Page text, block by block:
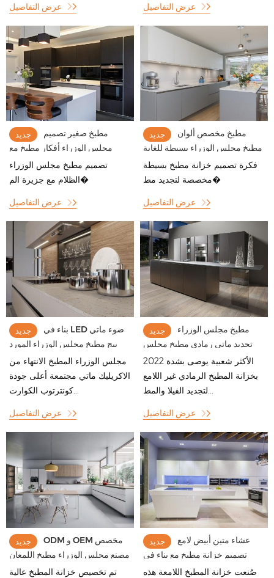
عرض التفاصيل عرض التفاصيل
جديد
مطبخ صغير تصميم
مجلس الوزراء أفكار مطبخ مع
مخزن وجزيرة
تصميم مطبخ مجلس الوزراء
الظلام مع جزيرة الم�
عرض التفاصيل
جديد
مطبخ مخصص ألوان
مطبخ مجلس الوزراء بسيطة للغاية
فكرة تصميم خزانة مطبخ بسيطة
مخصصة لتجديد مط�
عرض التفاصيل
جديد
بناء في LED ضوء ماتي
بيج مطبخ مجلس الوزراء المورد
مجلس الوزراء المطبخ الانتهاء من
الاكريليك ماتي مجتمعة أعلى جودة
كونترتوب الكوارت...
عرض التفاصيل
جديد
مطبخ مجلس الوزراء
تجديد ماتي رمادي مطبخ مجلس
الوزراء الشركة المصنعة
2022 الأكثر شعبية يوصى بشدة
بخزانة المطبخ الرمادي غير اللامع
لتجديد الفيلا والمط...
عرض التفاصيل
جديد
ODM و OEM مخصص
مصنع مجلس الوزراء مطبخ اللمعان
تم تخصيص خزانة المطبخ عالية
جديد
عشاء متين أبيض لامع
تصميم خزانة مطبخ مع بناء في
فكرة تصميم الأجهزة
صُنعت خزانة المطبخ اللامعة هذه